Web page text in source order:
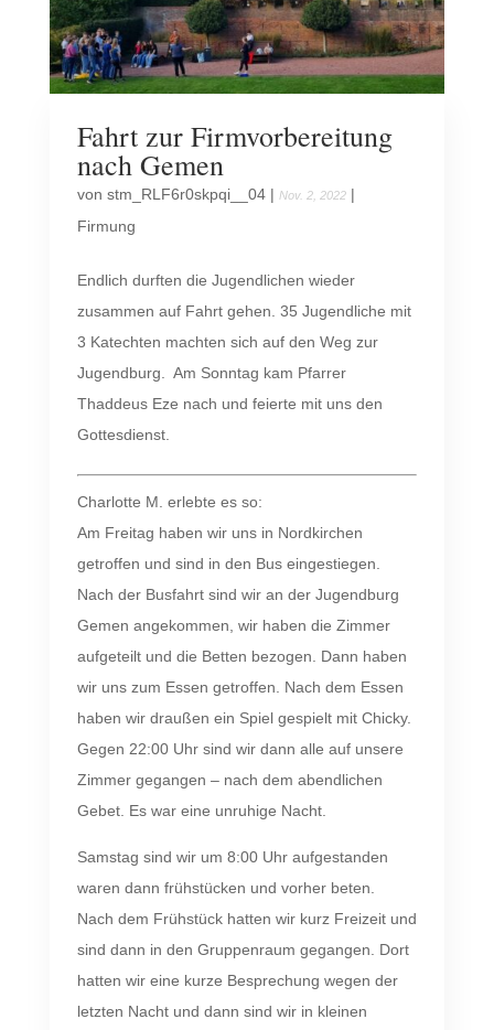
Fahrt zur Firmvorbereitung
nach Gemen
von stm_RLF6r0skpqi__04| Nov. 2, 2022|
Firmung
Endlich durften die Jugendlichen wieder
zusammen auf Fahrt gehen. 35 Jugendliche mit
3 Katechten machten sich auf den Weg zur
Jugendburg. Am Sonntag kam Pfarrer
Thaddeus Eze nach und feierte mit uns den
Gottesdienst.
Charlotte M. erlebte es so:
Am Freitag haben wir uns in Nordkirchen
getroffen und sind in den Bus eingestiegen.
Nach der Busfahrt sind wir an der Jugendburg
Gemen angekommen, wir haben die Zimmer
aufgeteilt und die Betten bezogen. Dann haben
wir uns zum Essen getroffen. Nach dem Essen
haben wir draußen ein Spiel gespielt mit Chicky.
Gegen 22:00 Uhr sind wir dann alle auf unsere
Zimmer gegangen – nach dem abendlichen
Gebet. Es war eine unruhige Nacht.
Samstag sind wir um 8:00 Uhr aufgestanden
waren dann frühstücken und vorher beten.
Nach dem Frühstück hatten wir kurz Freizeit und
sind dann in den Gruppenraum gegangen. Dort
hatten wir eine kurze Besprechung wegen der
letzten Nacht und dann sind wir in kleinen